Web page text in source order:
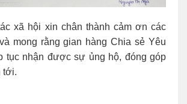
xã hội xin chân thành cảm ơn các
mong rằng gian hàng Chia sẻ Yêu
tục nhận được sự ủng hộ, đóng góp
tới.